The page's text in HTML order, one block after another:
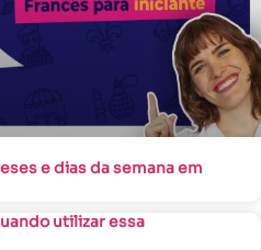
e dias da semana em
utilizar essa